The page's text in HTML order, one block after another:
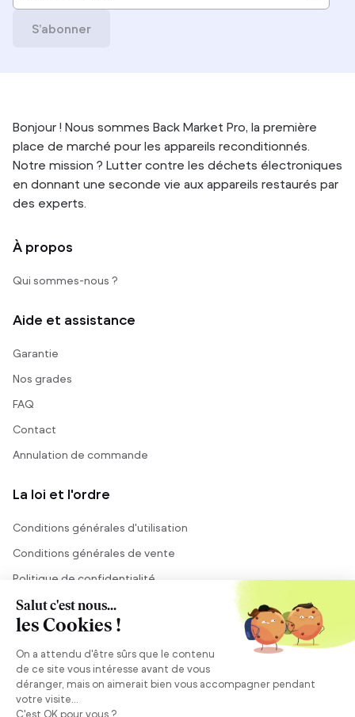
S’abonner
Bonjour ! Nous sommes Back Market Pro, la première
place de marché pour les appareils reconditionnés.
Notre mission ? Lutter contre les déchets électroniques
en donnant une seconde vie aux appareils restaurés par
des experts.
À propos
Qui sommes-nous ?
Aide et assistance
Garantie
Nos grades
FAQ
Contact
Annulation de commande
La loi et l'ordre
Conditions générales d'utilisation
Conditions générales de vente
Politique de confidentialité
Mentions légales
Besoin de conseils ?
Se connecter